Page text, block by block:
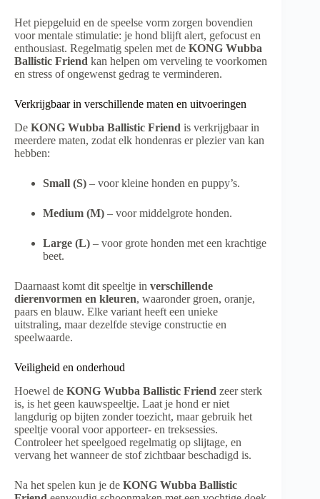
Het piepgeluid en de speelse vorm zorgen bovendien
voor mentale stimulatie: je hond blijft alert, gefocust en
enthousiast. Regelmatig spelen met de KONG Wubba
Ballistic Friend kan helpen om verveling te voorkomen
en stress of ongewenst gedrag te verminderen.
Verkrijgbaar in verschillende maten en uitvoeringen
De KONG Wubba Ballistic Friend is verkrijgbaar in
meerdere maten, zodat elk hondenras er plezier van kan
hebben:
Small (S) – voor kleine honden en puppy’s.
Medium (M) – voor middelgrote honden.
Large (L) – voor grote honden met een krachtige
beet.
Daarnaast komt dit speeltje in verschillende
dierenvormen en kleuren, waaronder groen, oranje,
paars en blauw. Elke variant heeft een unieke
uitstraling, maar dezelfde stevige constructie en
speelwaarde.
Veiligheid en onderhoud
Hoewel de KONG Wubba Ballistic Friend zeer sterk
is, is het geen kauwspeeltje. Laat je hond er niet
langdurig op bijten zonder toezicht, maar gebruik het
speeltje vooral voor apporteer- en treksessies.
Controleer het speelgoed regelmatig op slijtage, en
vervang het wanneer de stof zichtbaar beschadigd is.
Na het spelen kun je de KONG Wubba Ballistic